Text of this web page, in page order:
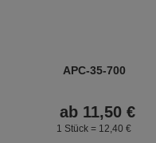
APC-35-700
ab 11,50 €
1 Stück = 12,40 €